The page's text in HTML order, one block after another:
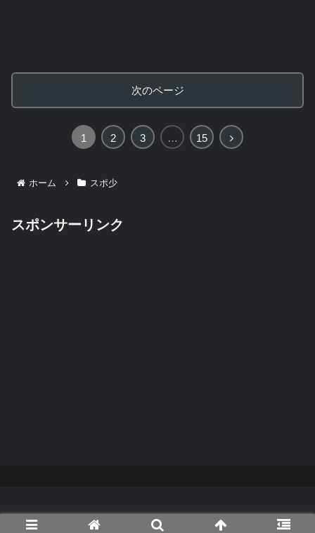
次のページ
1 2 3 … 15
次
ホーム スポ少
スポンサーリンク
Copyright © 2014-2026 TanaCar.net All Rights Reserved.